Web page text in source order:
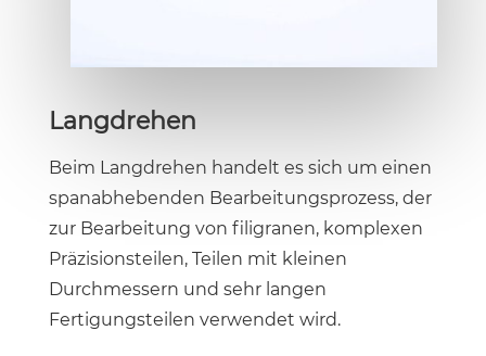
Langdrehen
Beim Langdrehen handelt es sich um einen
spanabhebenden Bearbeitungsprozess, der
zur Bearbeitung von filigranen, komplexen
Präzisionsteilen, Teilen mit kleinen
Durchmessern und sehr langen
Fertigungsteilen verwendet wird.